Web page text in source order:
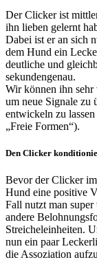
Der Clicker ist
ihn lieben gelernt
Dabei ist er an sich
dem Hund ein
deutliche und
sekundengenau.
Wir können ihn
um neue Signale zu
entwickeln zu
„Freie Formen“).
Den Clicker
Bevor der Clicker
Hund eine positive
Fall nutzt man
andere
Streicheleinheiten.
nun ein paar
die Assoziation